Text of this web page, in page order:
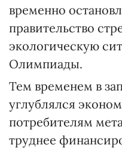
временно
правительство
экологическую
Олимпиады.
Тем временем в
углублялся
потребителям
труднее